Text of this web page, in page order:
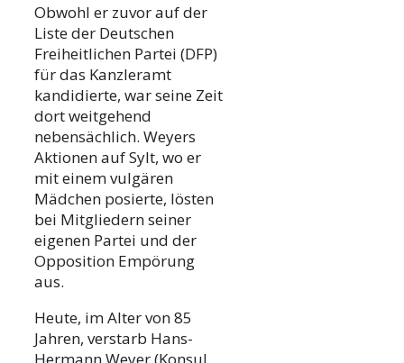
Obwohl er zuvor auf der
Liste der Deutschen
Freiheitlichen Partei (DFP)
für das Kanzleramt
kandidierte, war seine Zeit
dort weitgehend
nebensächlich. Weyers
Aktionen auf Sylt, wo er
mit einem vulgären
Mädchen posierte, lösten
bei Mitgliedern seiner
eigenen Partei und der
Opposition Empörung
aus.
Heute, im Alter von 85
Jahren, verstarb Hans-